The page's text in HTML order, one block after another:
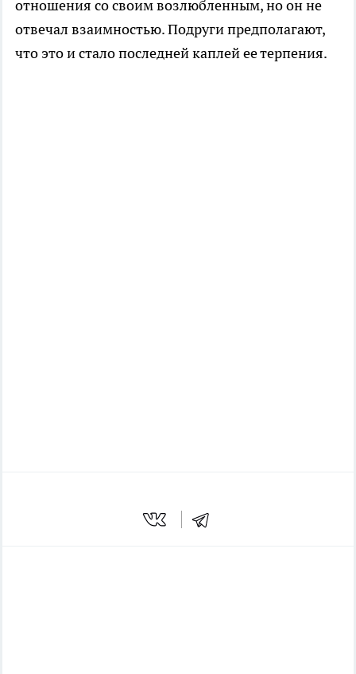
отношения со своим возлюбленным, но он не
отвечал взаимностью. Подруги предполагают,
что это и стало последней каплей ее терпения.